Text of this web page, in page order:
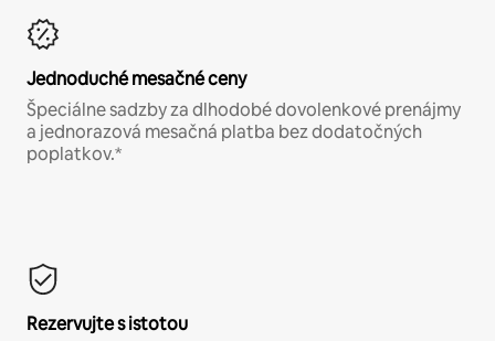
Jednoduché mesačné ceny
Špeciálne sadzby za dlhodobé dovolenkové prenájmy
a jednorazová mesačná platba bez dodatočných
poplatkov.*
Rezervujte s istotou